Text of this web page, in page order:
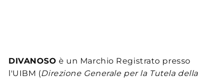
DIVANOSO è un Marchio Registrato presso
l'UIBM (Direzione Generale per la Tutela della